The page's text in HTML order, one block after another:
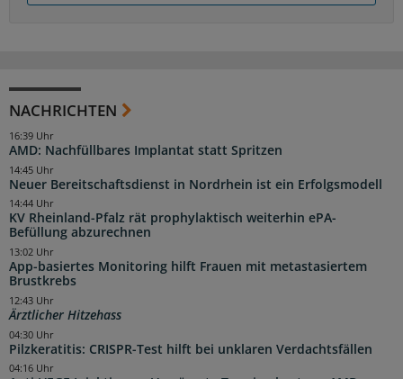
NACHRICHTEN
AMD: Nachfüllbares Implantat statt Spritzen
16:39 Uhr
Neuer Bereitschaftsdienst in Nordrhein ist ein Erfolgsmodell
14:45 Uhr
KV Rheinland-Pfalz rät prophylaktisch weiterhin ePA-
Befüllung abzurechnen
14:44 Uhr
App-basiertes Monitoring hilft Frauen mit metastasiertem
Brustkrebs
13:02 Uhr
Ärztlicher Hitzehass
12:43 Uhr
Pilzkeratitis: CRISPR-Test hilft bei unklaren Verdachtsfällen
04:30 Uhr
04:16 Uhr